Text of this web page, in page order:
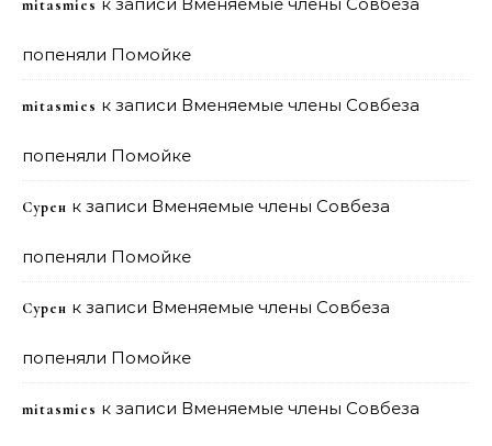
mitasmies
попеняли Помойке
mitasmies к записи Вменяемые члены Совбеза
попеняли Помойке
Сурен к записи Вменяемые члены Совбеза
попеняли Помойке
Сурен к записи Вменяемые члены Совбеза
попеняли Помойке
mitasmies к записи Вменяемые члены Совбеза